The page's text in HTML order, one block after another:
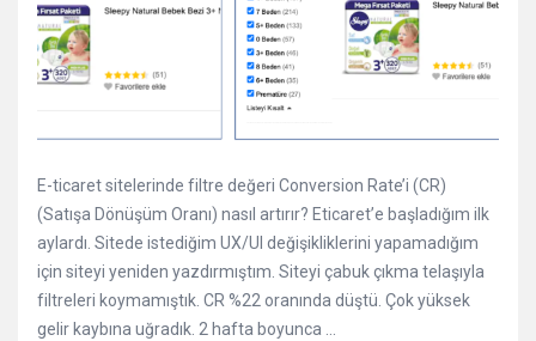
E-ticaret sitelerinde filtre değeri Conversion Rate’i (CR)
(Satışa Dönüşüm Oranı) nasıl artırır? Eticaret’e başladığım ilk
aylardı. Sitede istediğim UX/UI değişikliklerini yapamadığım
için siteyi yeniden yazdırmıştım. Siteyi çabuk çıkma telaşıyla
filtreleri koymamıştık. CR %22 oranında düştü. Çok yüksek
gelir kaybına uğradık. 2 hafta boyunca ...